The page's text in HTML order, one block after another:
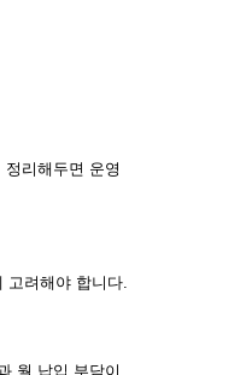
리해두면 운영
고려해야 합니다.
월 납입 부담이